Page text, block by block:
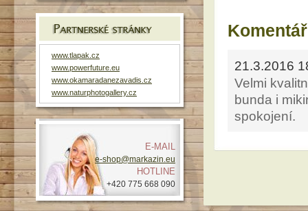
21.3.2016
Velmi
bunda i
spokojení.
www.tlapak.cz
www.powerfuture.eu
www.okamaradanezavadis.cz
www.naturphotogallery.cz
E-MAIL
e-shop@markazin.eu
HOTLINE
+420 775 668 090